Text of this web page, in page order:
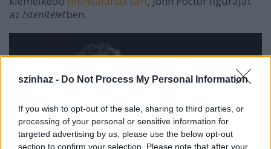
szinhaz - Do Not Process My Personal Information
If you wish to opt-out of the sale, sharing to third parties, or
processing of your personal or sensitive information for
targeted advertising by us, please use the below opt-out
section to confirm your selection. Please note that after your
az Istenítéletben.